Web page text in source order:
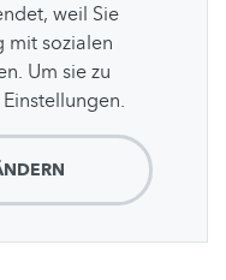
weil Sie
mit sozialen
Um sie zu